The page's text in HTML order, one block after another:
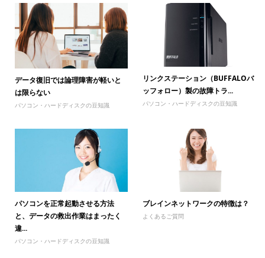
データ復旧では論理障害が軽いと
は限らない
パソコン・ハードディスクの豆知識
リンクステーション（BUFFALOバ
ッフォロー）製の故障トラ...
パソコン・ハードディスクの豆知識
パソコンを正常起動させる方法
と、データの救出作業はまったく
違...
パソコン・ハードディスクの豆知識
ブレインネットワークの特徴は？
よくあるご質問